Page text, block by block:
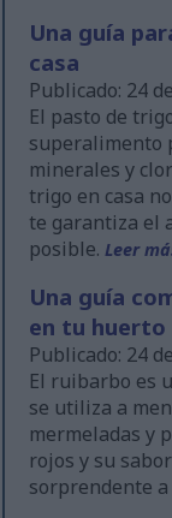
Una guía
casa
Publicado: 24
El pasto de
superalimento
minerales y
trigo en casa
te garantiza el
posible.Leer
Una guía
en tu huerto
Publicado: 24
El ruibarbo es
se utiliza a
mermeladas y
rojos y su
sorprendente